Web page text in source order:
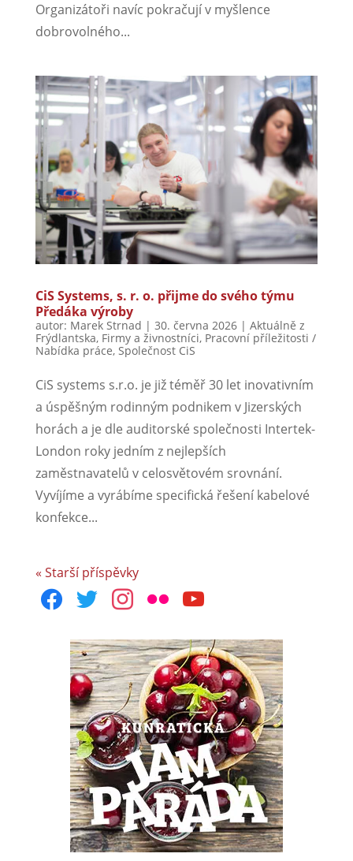
Organizátoři navíc pokračují v myšlence
dobrovolného...
CiS Systems, s. r. o. přijme do svého týmu
Předáka výroby
autor: Marek Strnad | 30. června 2026| Aktuálně z
Frýdlantska, Firmy a živnostníci, Pracovní příležitosti /
Nabídka práce, Společnost CiS
CiS systems s.r.o. je již téměř 30 let inovativním
a úspěšným rodinným podnikem v Jizerských
horách a je dle auditorské společnosti Intertek-
London roky jedním z nejlepších
zaměstnavatelů v celosvětovém srovnání.
Vyvíjíme a vyrábíme specifická řešení kabelové
konfekce...
« Starší příspěvky
facebooktwitterinstagram
flickr youtube